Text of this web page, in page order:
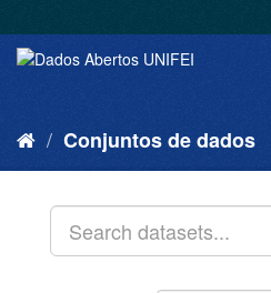
Conjuntos de dados